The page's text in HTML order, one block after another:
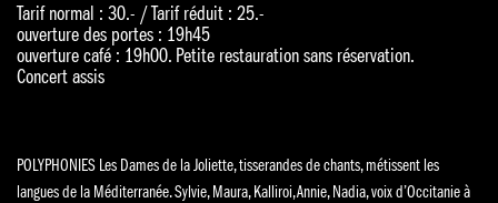
Tarif normal : 30.- / Tarif réduit : 25.-
ouverture des portes : 19h45
ouverture café : 19h00. Petite restauration sans réservation.
Concert assis
POLYPHONIES Les Dames de la Joliette, tisserandes de chants, métissent les
langues de la Méditerranée. Sylvie, Maura, Kalliroi, Annie, Nadia, voix d’Occitanie à